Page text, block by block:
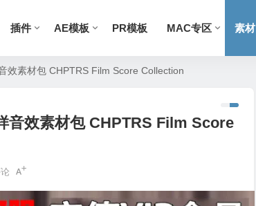
插件 AE模板 PR模板 MAC专区 素材
效素材包 CHPTRS Film Score Collection
音效素材包 CHPTRS Film Score